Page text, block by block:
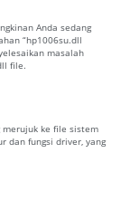
Anda sedang
“hp1006su.dll
masalah
file.
merujuk ke file sistem
dan fungsi driver, yang